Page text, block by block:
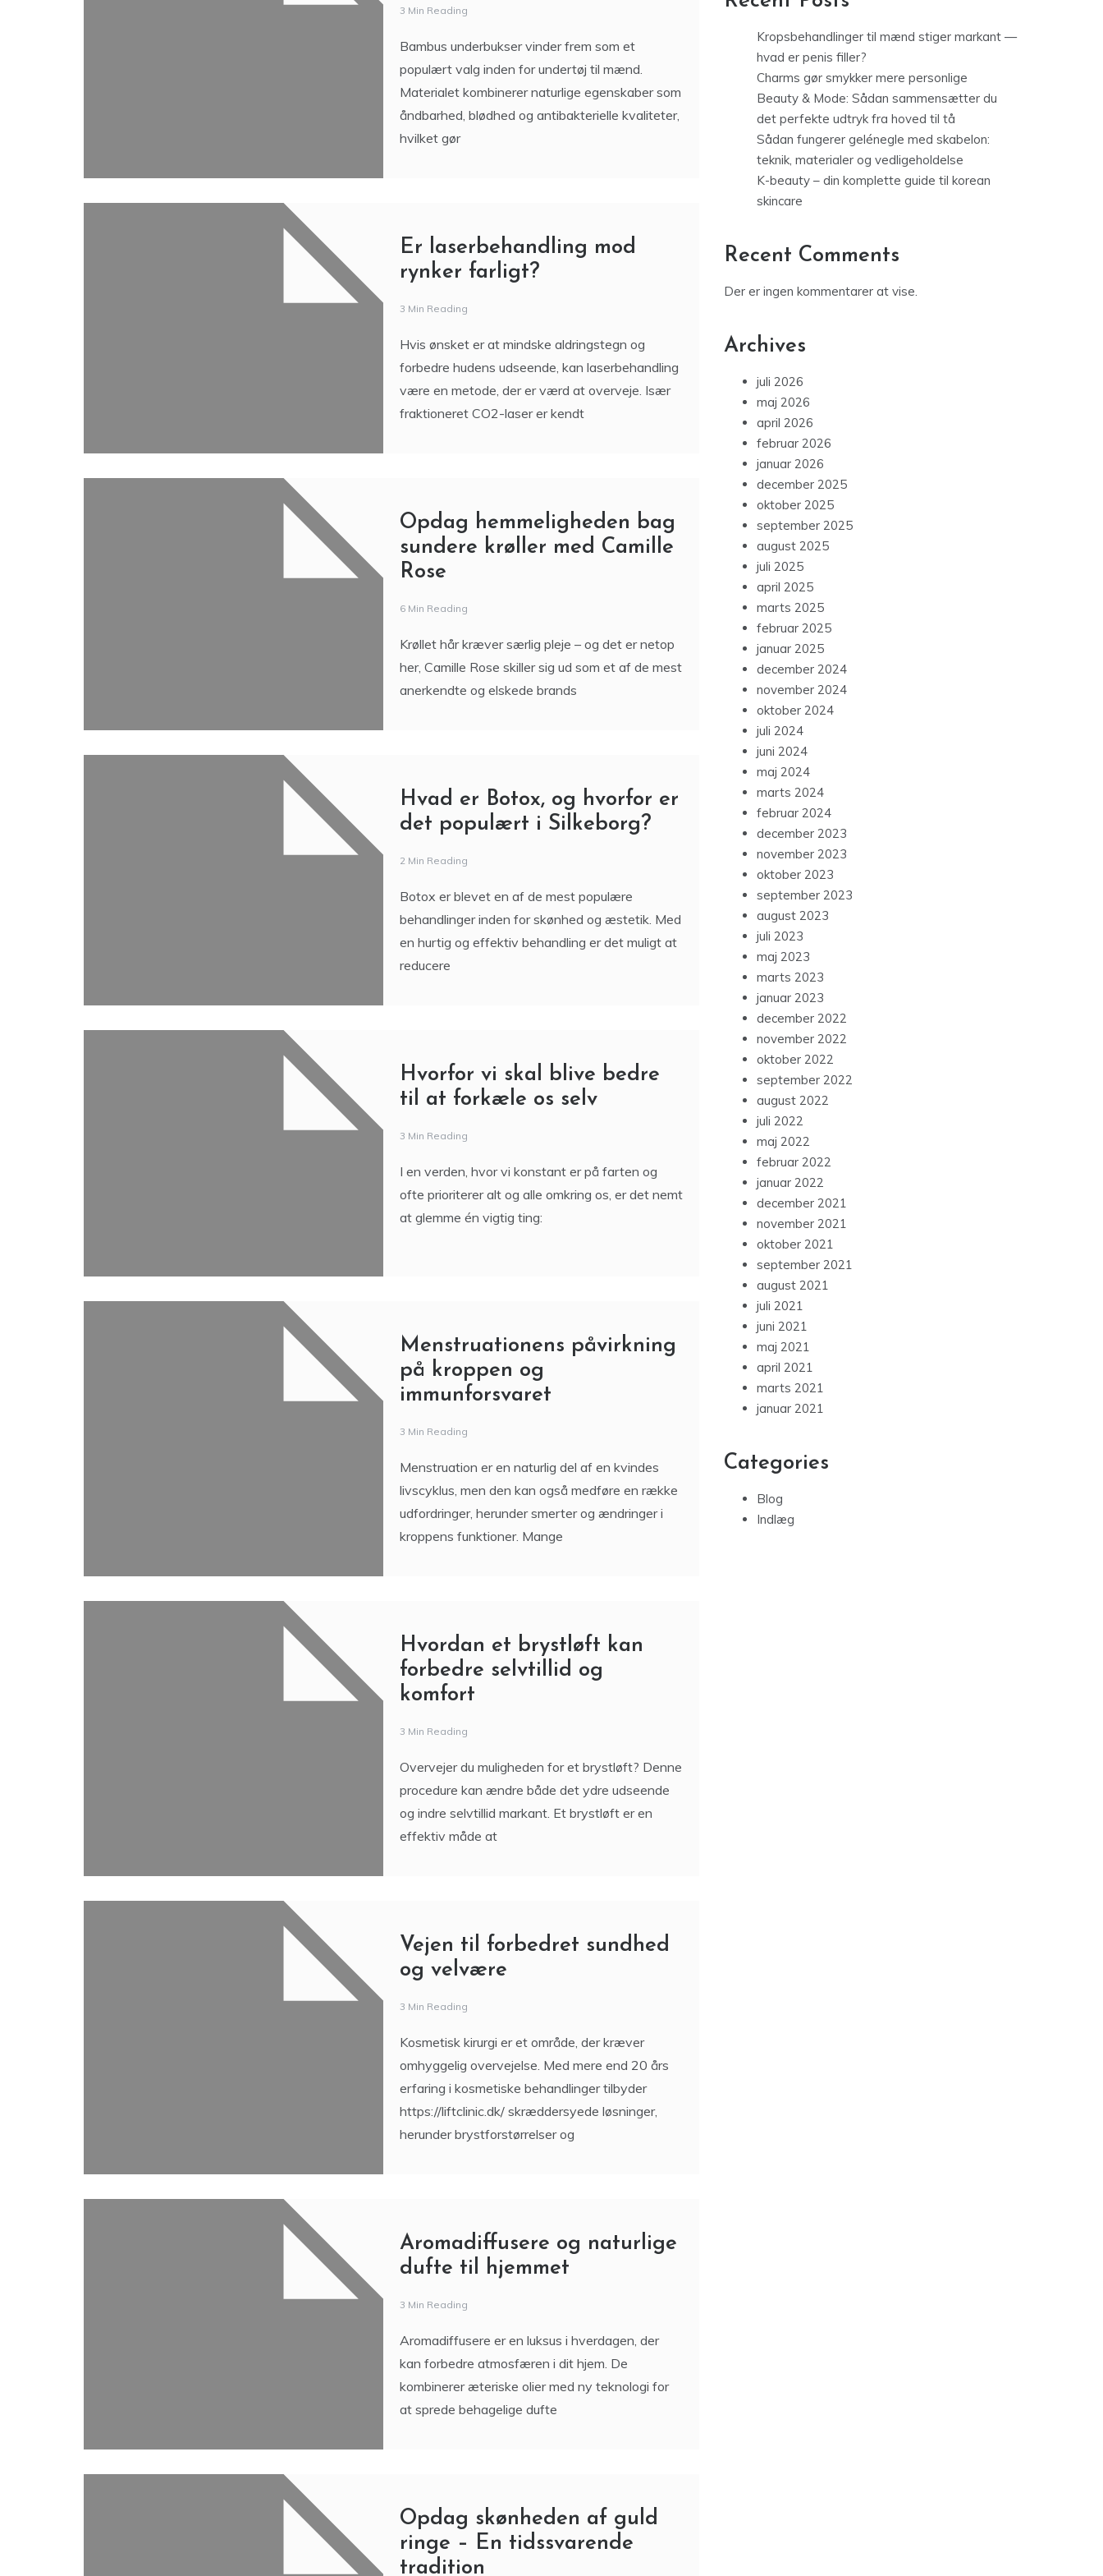
3 Min Reading
Bambus underbukser vinder frem som et
populært valg inden for undertøj til mænd.
Materialet kombinerer naturlige egenskaber som
åndbarhed, blødhed og antibakterielle kvaliteter,
hvilket gør
Er laserbehandling mod
rynker farligt?
3 Min Reading
Hvis ønsket er at mindske aldringstegn og
forbedre hudens udseende, kan laserbehandling
være en metode, der er værd at overveje. Især
fraktioneret CO2-laser er kendt
Opdag hemmeligheden bag
sundere krøller med Camille
Rose
6 Min Reading
Krøllet hår kræver særlig pleje – og det er netop
her, Camille Rose skiller sig ud som et af de mest
anerkendte og elskede brands
Hvad er Botox, og hvorfor er
det populært i Silkeborg?
2 Min Reading
Botox er blevet en af de mest populære
behandlinger inden for skønhed og æstetik. Med
en hurtig og effektiv behandling er det muligt at
reducere
Hvorfor vi skal blive bedre
til at forkæle os selv
3 Min Reading
I en verden, hvor vi konstant er på farten og
ofte prioriterer alt og alle omkring os, er det nemt
at glemme én vigtig ting:
Menstruationens påvirkning
på kroppen og
immunforsvaret
3 Min Reading
Menstruation er en naturlig del af en kvindes
livscyklus, men den kan også medføre en række
udfordringer, herunder smerter og ændringer i
kroppens funktioner. Mange
Hvordan et brystløft kan
forbedre selvtillid og
komfort
3 Min Reading
Overvejer du muligheden for et brystløft? Denne
procedure kan ændre både det ydre udseende
og indre selvtillid markant. Et brystløft er en
effektiv måde at
Vejen til forbedret sundhed
og velvære
3 Min Reading
Kosmetisk kirurgi er et område, der kræver
omhyggelig overvejelse. Med mere end 20 års
erfaring i kosmetiske behandlinger tilbyder
https://liftclinic.dk/ skræddersyede løsninger,
herunder brystforstørrelser og
Aromadiffusere og naturlige
dufte til hjemmet
3 Min Reading
Aromadiffusere er en luksus i hverdagen, der
kan forbedre atmosfæren i dit hjem. De
kombinerer æteriske olier med ny teknologi for
at sprede behagelige dufte
Opdag skønheden af guld
ringe – En tidssvarende
tradition
Kropsbehandlinger til mænd stiger markant —
hvad er penis filler?
Charms gør smykker mere personlige
Beauty & Mode: Sådan sammensætter du
det perfekte udtryk fra hoved til tå
Sådan fungerer gelénegle med skabelon:
teknik, materialer og vedligeholdelse
K-beauty – din komplette guide til korean
skincare
Recent Comments
Der er ingen kommentarer at vise.
Archives
juli 2026
maj 2026
april 2026
februar 2026
januar 2026
december 2025
oktober 2025
september 2025
august 2025
juli 2025
april 2025
marts 2025
februar 2025
januar 2025
december 2024
november 2024
oktober 2024
juli 2024
juni 2024
maj 2024
marts 2024
februar 2024
december 2023
november 2023
oktober 2023
september 2023
august 2023
juli 2023
maj 2023
marts 2023
januar 2023
december 2022
november 2022
oktober 2022
september 2022
august 2022
juli 2022
maj 2022
februar 2022
januar 2022
december 2021
november 2021
oktober 2021
september 2021
august 2021
juli 2021
juni 2021
maj 2021
april 2021
marts 2021
januar 2021
Categories
Blog
Indlæg